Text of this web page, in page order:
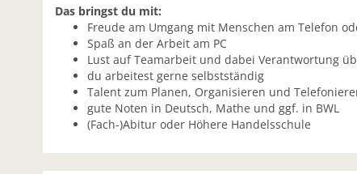
Das bringst du mit:
Freude am Umgang mit Menschen am Telefon
Spaß an der Arbeit am PC
Lust auf Teamarbeit und dabei Verantwortung
du arbeitest gerne selbstständig
Talent zum Planen, Organisieren und
gute Noten in Deutsch, Mathe und ggf. in BWL
(Fach-)Abitur oder Höhere Handelsschule